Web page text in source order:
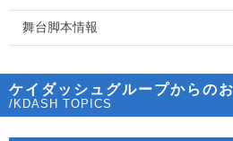
舞台脚本情報
ケイダッシュグループからの
/KDASH TOPICS